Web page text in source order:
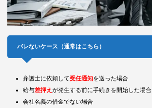
バレないケース（通常はこちら）
弁護士に依頼して受任通知を送った場合
給与差押え が発生する前に手続きを開始した場合
会社名義の借金でない場合